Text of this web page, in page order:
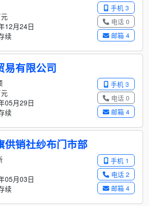
手机 3
电话 0
邮箱 4
12月24日
续
易有限公司
手机 3
电话 0
邮箱 4
05月29日
续
供销社纱布门市部
手机 1
电话 2
邮箱 4
05月03日
续